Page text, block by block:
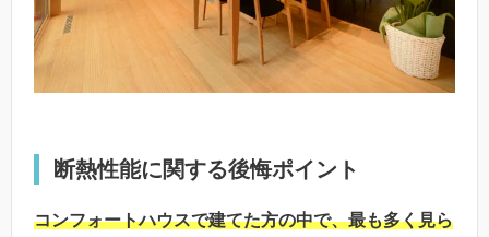
断熱性能に関する後悔ポイント
コンフォートハウスで建てた方の中で、最も多く見ら